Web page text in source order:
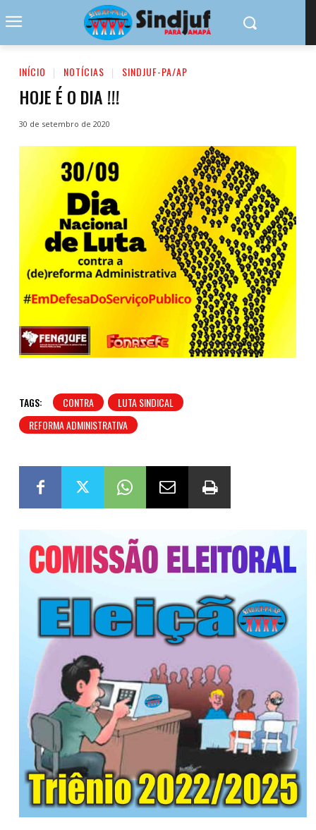
INÍCIO NOTÍCIAS SINDJUF-PA/AP
HOJE É O DIA !!!
30 de setembro de 2020
TAGS: CONTRA
LUTA SINDICAL
REFORMA ADMINISTRATIVA